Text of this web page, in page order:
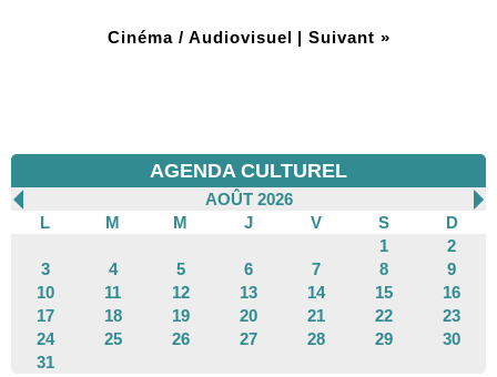
Cinéma / Audiovisuel | Suivant »
AGENDA CULTUREL
AOÛT 2026
L
M M J V S
D
1
2
3
4 5 6 7 8
9
10
11 12 13 14 15
16
17
18 19 20 21 22
23
24
25 26 27 28 29
30
31